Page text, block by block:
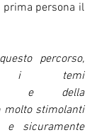
persona il
percorso,
i temi
e della
molto stimolanti
sicuramente